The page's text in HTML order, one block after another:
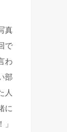
真
で
わ
部
人
に